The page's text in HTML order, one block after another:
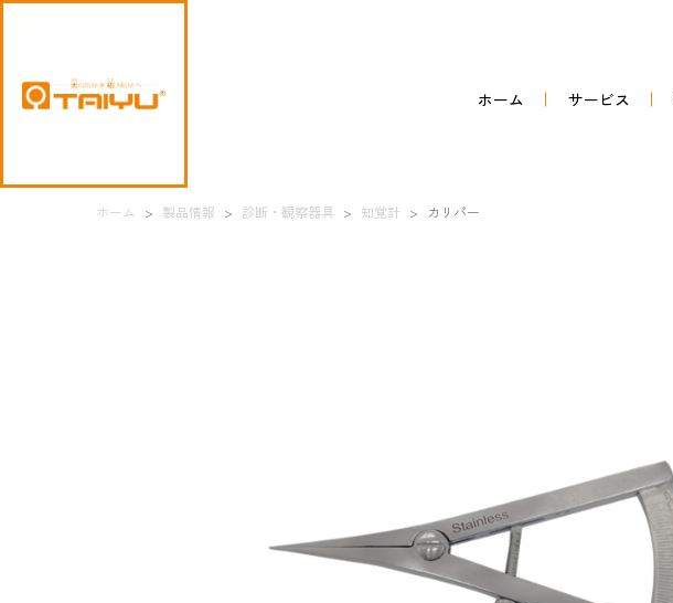
ホーム サービス
ホーム > 製品情報 > 診断・観察器具 > 知覚計 > カリパー